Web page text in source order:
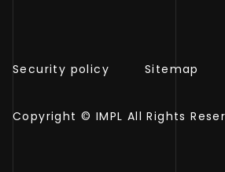
Security policy Sitemap
Copyright © IMPL All Rights